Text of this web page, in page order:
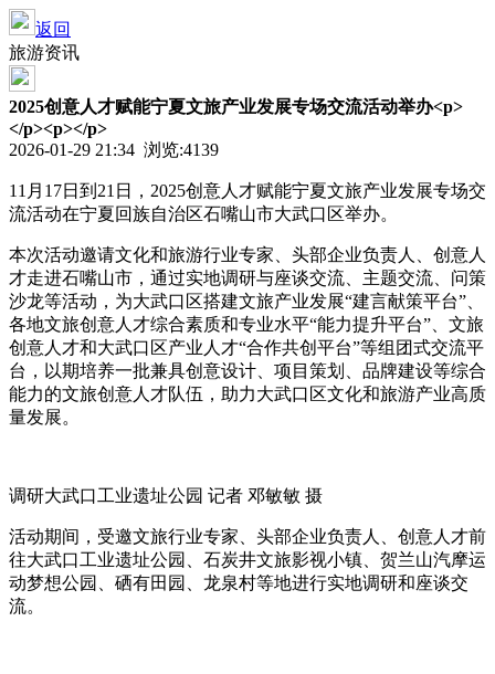
返回
旅游资讯
2025创意人才赋能宁夏文旅产业发展专场交流活动举办<p>
</p><p></p>
2026-01-29 21:34 浏览:4139
11月17日到21日，2025创意人才赋能宁夏文旅产业发展专场交
流活动在宁夏回族自治区石嘴山市大武口区举办。
本次活动邀请文化和旅游行业专家、头部企业负责人、创意人
才走进石嘴山市，通过实地调研与座谈交流、主题交流、问策
沙龙等活动，为大武口区搭建文旅产业发展“建言献策平台”、
各地文旅创意人才综合素质和专业水平“能力提升平台”、文旅
创意人才和大武口区产业人才“合作共创平台”等组团式交流平
台，以期培养一批兼具创意设计、项目策划、品牌建设等综合
能力的文旅创意人才队伍，助力大武口区文化和旅游产业高质
量发展。
调研大武口工业遗址公园 记者 邓敏敏 摄
活动期间，受邀文旅行业专家、头部企业负责人、创意人才前
往大武口工业遗址公园、石炭井文旅影视小镇、贺兰山汽摩运
动梦想公园、硒有田园、龙泉村等地进行实地调研和座谈交
流。